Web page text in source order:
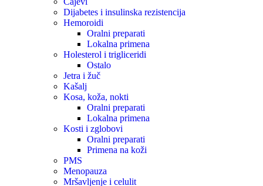
Dijabetes i insulinska rezistencija
Hemoroidi
Oralni preparati
Lokalna primena
Holesterol i trigliceridi
Ostalo
Jetra i žuč
Kašalj
Kosa, koža, nokti
Oralni preparati
Lokalna primena
Kosti i zglobovi
Oralni preparati
Primena na koži
PMS
Menopauza
Mršavljenje i celulit